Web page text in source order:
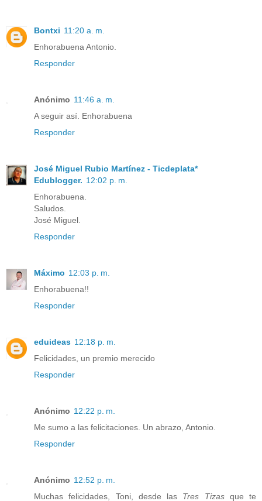
Bontxi 11:20 a. m.
Enhorabuena Antonio.
Responder
Anónimo 11:46 a. m.
A seguir así. Enhorabuena
Responder
José Miguel Rubio Martínez - Ticdeplata*
Edublogger. 12:02 p. m.
Enhorabuena.
Saludos.
José Miguel.
Responder
Máximo 12:03 p. m.
Enhorabuena!!
Responder
eduideas 12:18 p. m.
Felicidades, un premio merecido
Responder
Anónimo 12:22 p. m.
Me sumo a las felicitaciones. Un abrazo, Antonio.
Responder
Anónimo 12:52 p. m.
Muchas felicidades, Toni, desde las Tres Tizasque te